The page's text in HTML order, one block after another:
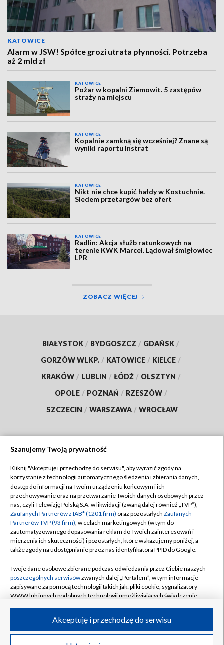
KATOWICE
Alarm w JSW! Spółce grozi utrata płynności. Potrzeba
aż 2 mld zł
KATOWICE
Pożar w kopalni Ziemowit. 5 zastępów
straży na miejscu
KATOWICE
Kopalnie zamkną się wcześniej? Znane są
wyniki raportu Instrat
KATOWICE
Nikt nie chce kupić hałdy w Kostuchnie.
Siedem przetargów bez ofert
KATOWICE
Radlin: Akcja służb ratunkowych na
terenie KWK Marcel. Lądował śmigłowiec
LPR
ZOBACZ WIĘCEJ
BIAŁYSTOK / BYDGOSZCZ / GDAŃSK /
GORZÓW WLKP. / KATOWICE / KIELCE /
KRAKÓW / LUBLIN / ŁÓDŹ / OLSZTYN /
OPOLE / POZNAŃ / RZESZÓW /
SZCZECIN / WARSZAWA / WROCŁAW
TVP
Abonament TVP
Emisja w TVP
Centrum informacji TVP
Naziemna Telewizja Cyfrowa
Rada Programowa
System NOS
Informacje o nadawcy
Program dla prasy
Regulamin TVP
Polityka prywatności
Moje zgody
Pomoc
Kontakt
Kanały
©2026 Telewizja Polska S.A. w likwidacji
Szanujemy Twoją prywatność
Kliknij "Akceptuję i przechodzę do serwisu", aby wyrazić zgody na
korzystanie z technologii automatycznego śledzenia i zbierania danych,
dostęp do informacji na Twoim urządzeniu końcowym i ich
przechowywanie oraz na przetwarzanie Twoich danych osobowych przez
nas, czyli Telewizję Polską S.A. w likwidacji (zwaną dalej również „TVP”),
Zaufanych Partnerów z IAB* (1201 firm) oraz pozostałych Zaufanych
Partnerów TVP (93 firm), w celach marketingowych (w tym do
zautomatyzowanego dopasowania reklam do Twoich zainteresowań i
mierzenia ich skuteczności) i pozostałych, które wskazujemy poniżej, a
także zgody na udostępnianie przez nas identyfikatora PPID do Google.
Twoje dane osobowe zbierane podczas odwiedzania przez Ciebie naszych
poszczególnych serwisówzwanych dalej „Portalem”, w tym informacje
zapisywane za pomocą technologii takich jak: pliki cookie, sygnalizatory
WWW lub innych podobnych technologii umożliwiających świadczenie
ruchu w Internecie.
Twoje dane osobowe zbierane podczas odwiedzania przez Ciebie
Akceptuję i przechodzę do serwisu